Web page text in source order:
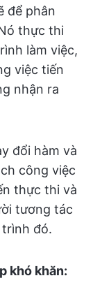
để phân
thực thi
làm việc,
việc tiến
nhận ra
đổi hàm và
công việc
thực thi và
tương tác
đó.
khó khăn: